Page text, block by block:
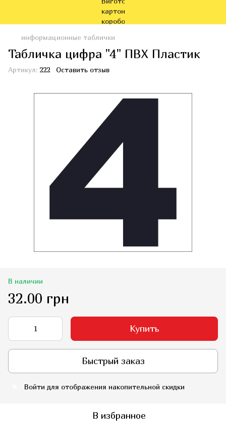
информационные таблички
Табличка цифра "4" ПВХ Пластик
Артикул: 222 Оставить отзыв
В наличии
32.00 грн
Купить
Быстрый заказ
Войти для отображения накопительной скидки
В избранное